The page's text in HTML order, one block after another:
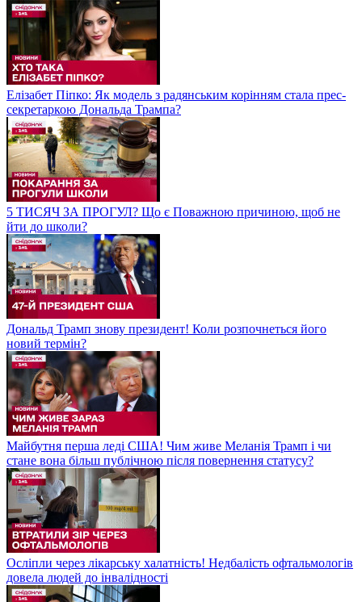
Елізабет Піпко: Як модель з радянським корінням стала прес-
секретаркою Дональда Трампа?
5 ТИСЯЧ ЗА ПРОГУЛ? Що є Поважною причиною, щоб не
йти до школи?
Дональд Трамп знову президент! Коли розпочнеться його
новий термін?
Майбутня перша леді США! Чим живе Меланія Трамп і чи
стане вона більш публічною після повернення статусу?
Осліпли через лікарську халатність! Недбалість офтальмологів
довела людей до інвалідності